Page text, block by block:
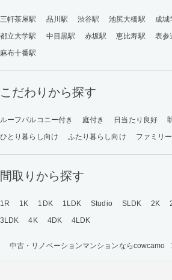
三軒茶屋駅 品川駅 渋谷駅 池尻大橋駅 成城
都立大学駅
中目黒駅 赤坂駅 恵比寿駅 表参
麻布十番駅
こだわりから探す
ルーフバルコニー付き 庭付き 日当たり良好
ひとり暮らし向け
ふたり暮らし向け ファミリ
間取りから探す
1R 1K 1DK 1LDK Studio SLDK 2K
3LDK
4K 4DK 4LDK
中古・リノベーションマンションならcowcamo